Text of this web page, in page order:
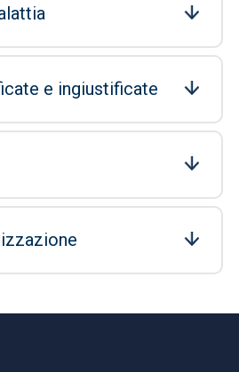
e ingiustificate